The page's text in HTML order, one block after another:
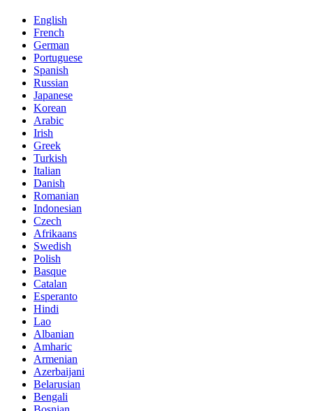
English
French
German
Portuguese
Spanish
Russian
Japanese
Korean
Arabic
Irish
Greek
Turkish
Italian
Danish
Romanian
Indonesian
Czech
Afrikaans
Swedish
Polish
Basque
Catalan
Esperanto
Hindi
Lao
Albanian
Amharic
Armenian
Azerbaijani
Belarusian
Bengali